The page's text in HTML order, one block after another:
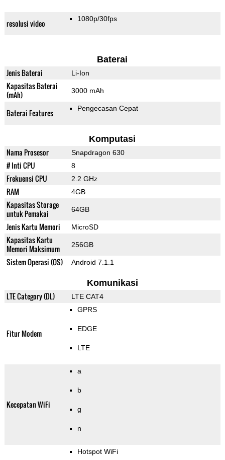
resolusi video 1080p/30fps
Baterai
Jenis Baterai Li-Ion
Kapasitas Baterai
(mAh)
3000 mAh
Baterai Features Pengecasan Cepat
Komputasi
Nama Prosesor Snapdragon 630
# Inti CPU 8
Frekuensi CPU 2.2 GHz
RAM 4GB
Kapasitas Storage
untuk Pemakai
64GB
Jenis Kartu Memori MicroSD
Kapasitas Kartu
Memori Maksimum
256GB
Sistem Operasi (OS) Android 7.1.1
Komunikasi
LTE Category (DL) LTE CAT4
Fitur Modem
GPRS
EDGE
LTE
Kecepatan WiFi
a
b
g
n
Hotspot WiFi